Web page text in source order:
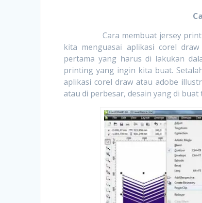
Cara membuat jersey printing
kita menguasai aplikasi corel
pertama yang harus di lakukan
printing yang ingin kita buat.
aplikasi corel draw atau adobe
atau di perbesar, desain yang di